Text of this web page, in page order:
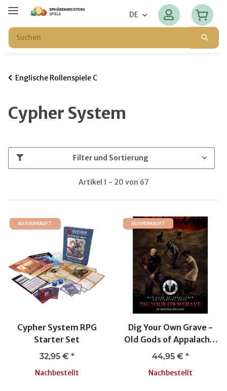
DE
Englische Rollenspiele C
Cypher System
Filter und Sortierung
Artikel 1 - 20 von 67
AUSVERKAUFT
Cypher System RPG
Starter Set
32,95 € *
Nachbestellt
AUSVERKAUFT
Dig Your Own Grave -
Old Gods of Appalachia
RPG
44,95 € *
Nachbestellt